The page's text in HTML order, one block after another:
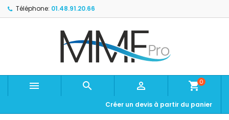
Téléphone: 01.48.91.20.66
   shopping_cart0
Créer un devis à partir du panier